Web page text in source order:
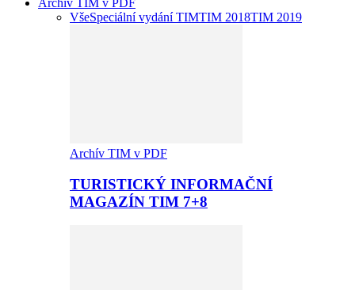
Archív TIM v PDF
VšeSpeciální vydání TIMTIM 2018TIM 2019
Archív TIM v PDF
TURISTICKÝ INFORMAČNÍ
MAGAZÍN TIM 7+8